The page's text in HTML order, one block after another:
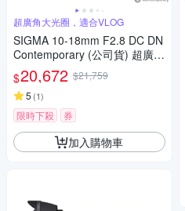
超廣角大光圈，適合VLOG
SIGMA 10-18mm F2.8 DC DN
Contemporary (公司貨) 超廣角
變焦鏡頭 APS-C 無反微單眼鏡
頭
$20,672 $21,759
5 (1)
限時下殺 券
加入購物車